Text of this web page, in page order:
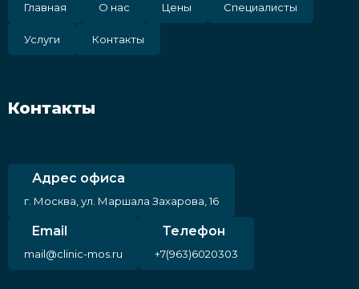
Главная О нас Цены Специалисты
Услуги Контакты
Контакты
Адрес офиса
г. Москва, ул. Маршала Захарова, 16
Email
mail@clinic-mos.ru
Телефон
+7(963)6020303